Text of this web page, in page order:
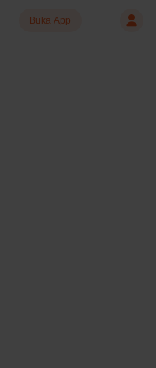
Buka App